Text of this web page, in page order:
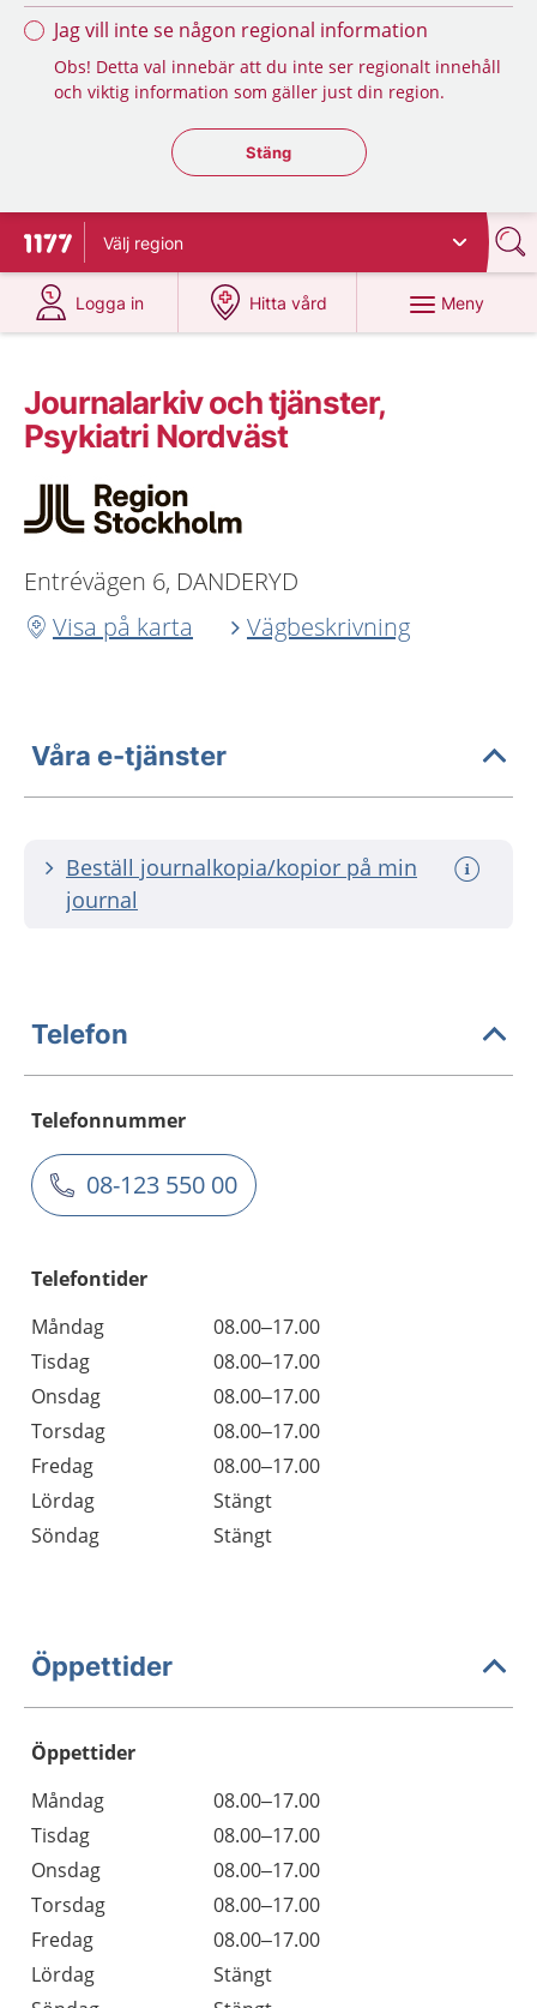
Jag vill inte se någon regional information
Obs! Detta val innebär att du inte ser regionalt innehåll
och viktig information som gäller just din region.
Stäng regionsväljaren
Stäng
Till startsidan för 1177
Välj region
Logga in
på 1177.se
Hitta vård
på 1177.se
Meny
Journalarkiv och tjänster,
Psykiatri Nordväst
Entrévägen 6, DANDERYD
Visa på karta
Vägbeskrivning
Våra e-tjänster
Beställ journalkopia/kopior på min
journal
Telefon
Telefonnummer
08-123 550 00
Telefontider
Måndag
08.00–17.00
Tisdag
08.00–17.00
Onsdag
08.00–17.00
Torsdag
08.00–17.00
Fredag
08.00–17.00
Lördag
Stängt
Söndag
Stängt
Öppettider
Öppettider
Dag
Öppettider
Kommentarer
Måndag
08.00–17.00
Tisdag
08.00–17.00
Onsdag
08.00–17.00
Torsdag
08.00–17.00
Fredag
08.00–17.00
Lördag
Stängt